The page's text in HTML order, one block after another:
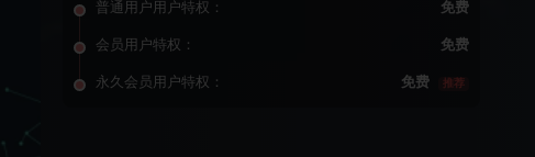
普通用户用户特权： 免费
会员用户特权： 免费
永久会员用户特权： 免费 推荐